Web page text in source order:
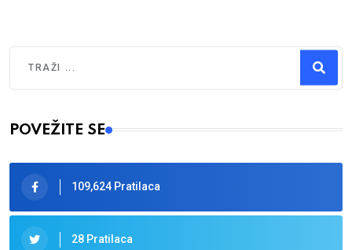
Type 2 or more characters for results.
POVEŽITE SE
109,624 Pratilaca
28 Pratilaca